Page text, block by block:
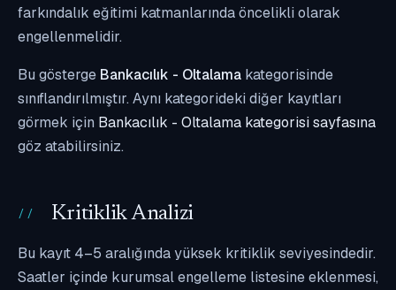
farkındalık eğitimi katmanlarında öncelikli olarak
engellenmelidir.
Bu gösterge Bankacılık - Oltalama kategorisinde
sınıflandırılmıştır. Aynı kategorideki diğer kayıtları
görmek için Bankacılık - Oltalama kategorisi sayfasına
göz atabilirsiniz.
Kritiklik Analizi
Bu kayıt 4–5 aralığında yüksek kritiklik seviyesindedir.
Saatler içinde kurumsal engelleme listesine eklenmesi,